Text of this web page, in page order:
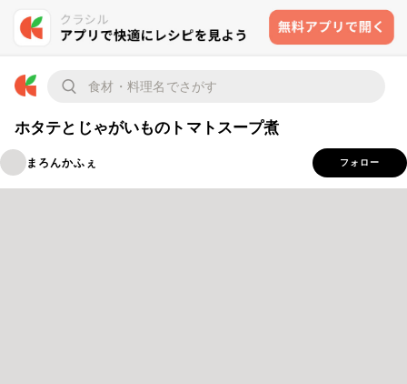
ホタテとじゃがいものトマトスープ煮
まろんかふぇ フォロー